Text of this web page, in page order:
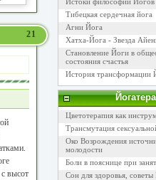
21
высот
Тибецкая сердечная йога
Агни Йога
Хатха-Йога - Звезда
Становление Йоги в
состояния счастья
История трансформации
Цветотерапия как
Трансмутация
Око Возрождения
молодости
Боли в пояснице при
Сон для здоровья, советы